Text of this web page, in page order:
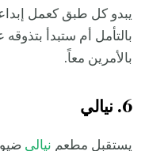
يبدو كل طبق كعمل
بالتأمل أم ستبدأ
بالأمرين معاً.
6. نيالي
يستقبل مطعم نيالي